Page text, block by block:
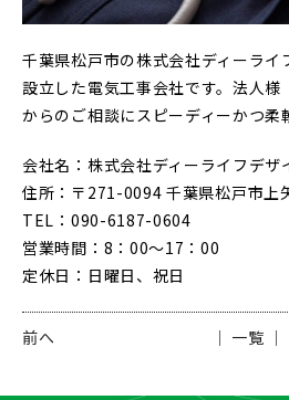
千葉県松戸市の株式会社ディーラ
設立した電気工事会社です。法人
からのご相談にスピーディーかつ柔
会社名：株式会社ディーライフデザ
住所：〒271-0094 千葉県松戸市上
TEL：090-6187-0604
営業時間：8：00〜17：00
定休日：日曜日、祝日
前へ │ 一覧 │